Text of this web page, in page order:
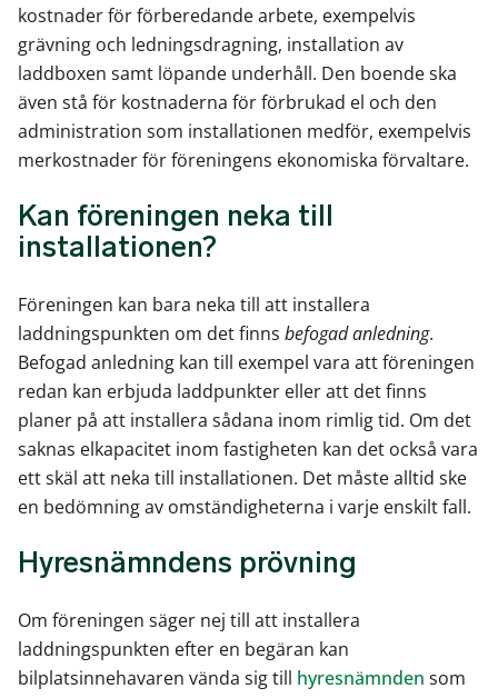
kostnader för förberedande arbete, exempelvis
grävning och ledningsdragning, installation av
laddboxen samt löpande underhåll. Den boende ska
även stå för kostnaderna för förbrukad el och den
administration som installationen medför, exempelvis
merkostnader för föreningens ekonomiska förvaltare.
Kan föreningen neka till
installationen?
Föreningen kan bara neka till att installera
laddningspunkten om det finns befogad anledning.
Befogad anledning kan till exempel vara att föreningen
redan kan erbjuda laddpunkter eller att det finns
planer på att installera sådana inom rimlig tid. Om det
saknas elkapacitet inom fastigheten kan det också vara
ett skäl att neka till installationen. Det måste alltid ske
en bedömning av omständigheterna i varje enskilt fall.
Hyresnämndens prövning
Om föreningen säger nej till att installera
laddningspunkten efter en begäran kan
bilplatsinnehavaren vända sig till hyresnämnden som